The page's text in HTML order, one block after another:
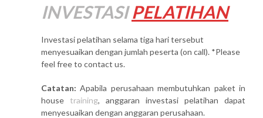
INVESTASI PELATIHAN
Investasi pelatihan selama tiga hari tersebut
menyesuaikan dengan jumlah peserta (on call). *Please
feel free to contact us.
Catatan: Apabila perusahaan membutuhkan paket in
house training, anggaran investasi pelatihan dapat
menyesuaikan dengan anggaran perusahaan.